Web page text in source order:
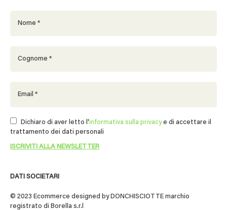
DATI SOCIETARI
© 2023 Ecommerce designed by DONCHISCIOTTE marchio
registrato di Borella s.r.l
Dichiaro di aver letto l'informativa sulla privacye di accettare il
trattamento dei dati personali